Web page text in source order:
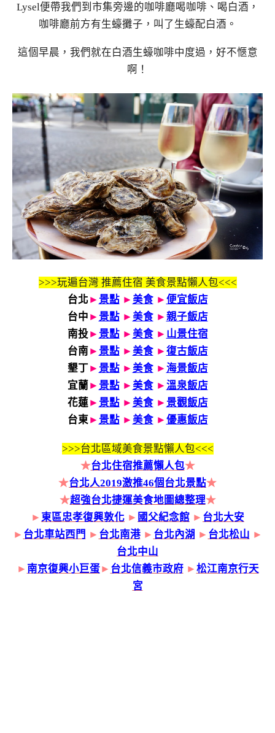
Lysel便帶我們到市集旁邊的咖啡廳喝咖啡、喝白酒，
咖啡廳前方有生蠔攤子，叫了生蠔配白酒。
這個早晨，我們就在白酒生蠔咖啡中度過，好不愜意
啊！
>>>玩遍台灣 推薦住宿 美食景點懶人包<<<
台北 ► 景點 ► 美食► 便宜飯店
台中 ► 景點 ► 美食► 親子飯店
南投► 景點 ► 美食► 山景住宿
台南► 景點 ► 美食► 復古飯店
墾丁► 景點 ► 美食► 海景飯店
宜蘭 ► 景點 ► 美食► 溫泉飯店
花蓮► 景點 ► 美食► 景觀飯店
台東► 景點 ► 美食► 優惠飯店
>>>台北區域美食景點懶人包<<<
★台北住宿推薦懶人包★
★台北人2019激推46個台北景點★
★超強台北捷運美食地圖總整理★
► 東區忠孝復興敦化 ► 國父紀念館 ► 台北大安
► 台北車站西門 ► 台北南港 ► 台北內湖 ► 台北松山 ►
台北中山
► 南京復興小巨蛋► 台北信義市政府► 松江南京行天
宮